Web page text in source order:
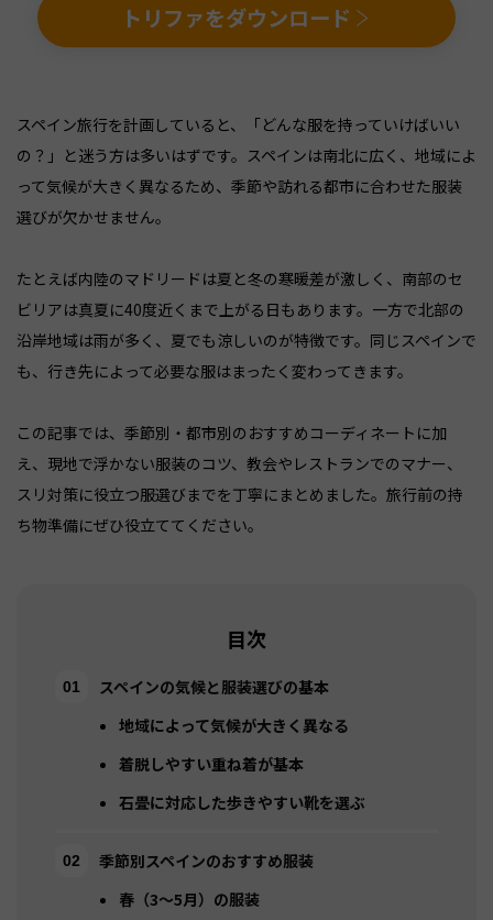
トリファをダウンロード
スペイン旅行を計画していると、「どんな服を持っていけばいい
の？」と迷う方は多いはずです。スペインは南北に広く、地域によ
って気候が大きく異なるため、季節や訪れる都市に合わせた服装
選びが欠かせません。
たとえば内陸のマドリードは夏と冬の寒暖差が激しく、南部のセ
ビリアは真夏に40度近くまで上がる日もあります。一方で北部の
沿岸地域は雨が多く、夏でも涼しいのが特徴です。同じスペインで
も、行き先によって必要な服はまったく変わってきます。
この記事では、季節別・都市別のおすすめコーディネートに加
え、現地で浮かない服装のコツ、教会やレストランでのマナー、
スリ対策に役立つ服選びまでを丁寧にまとめました。旅行前の持
ち物準備にぜひ役立ててください。
目次
スペインの気候と服装選びの基本
地域によって気候が大きく異なる
着脱しやすい重ね着が基本
石畳に対応した歩きやすい靴を選ぶ
季節別スペインのおすすめ服装
春（3〜5月）の服装